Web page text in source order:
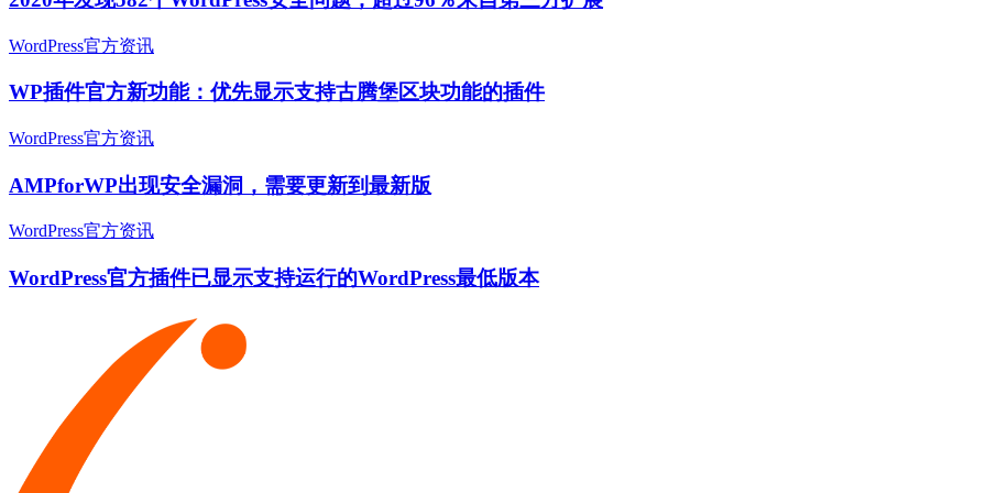
WordPress官方资讯
WP插件官方新功能：优先显示支持古腾堡区块功能的插件
WordPress官方资讯
AMPforWP出现安全漏洞，需要更新到最新版
WordPress官方资讯
WordPress官方插件已显示支持运行的WordPress最低版本